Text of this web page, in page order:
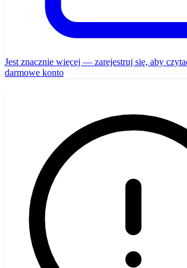
Jest znacznie więcej — zarejestruj się, aby
darmowe konto